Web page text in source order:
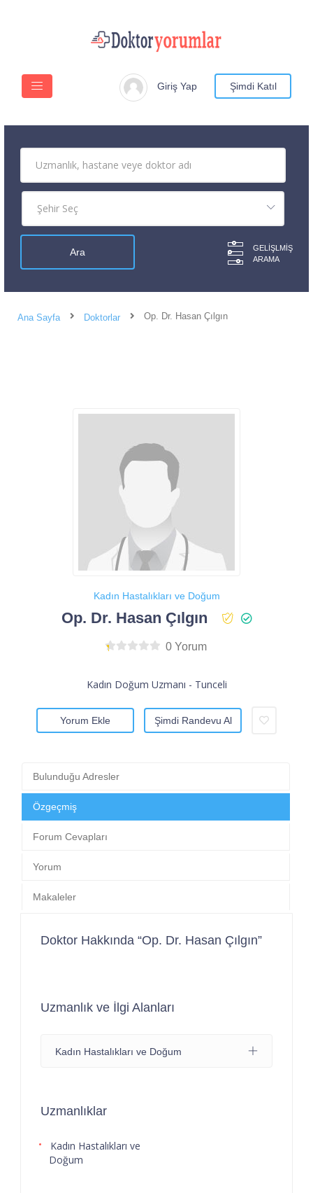
Giriş Yap Şimdi Katıl
GELIŞLMIŞ
ARAMA
Ana Sayfa Doktorlar Op. Dr. Hasan Çılgın
Kadın Hastalıkları ve Doğum
Op. Dr. Hasan Çılgın
0 Yorum
Kadın Doğum Uzmanı - Tunceli
Yorum Ekle Şimdi Randevu Al
Bulunduğu Adresler
Özgeçmiş
Forum Cevapları
Yorum
Makaleler
Doktor Hakkında “Op. Dr. Hasan Çılgın”
Uzmanlık ve İlgi Alanları
Kadın Hastalıkları ve Doğum
Uzmanlıklar
Kadın Hastalıkları ve
Doğum